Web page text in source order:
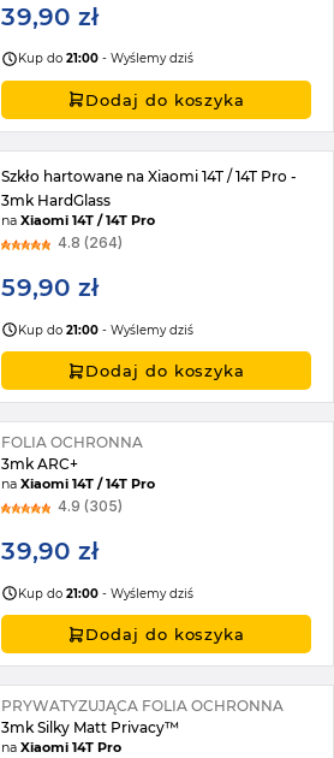
39,90 zł
Kup do21:00 - Wyślemy dziś
Dodaj do koszyka
Szkło hartowane na Xiaomi 14T / 14T Pro -
3mk HardGlass
naXiaomi 14T / 14T Pro
4.8 (264)
59,90 zł
Kup do21:00 - Wyślemy dziś
Dodaj do koszyka
FOLIA OCHRONNA
3mk ARC+
naXiaomi 14T / 14T Pro
4.9 (305)
39,90 zł
Kup do21:00 - Wyślemy dziś
Dodaj do koszyka
PRYWATYZUJĄCA FOLIA OCHRONNA
3mk Silky Matt Privacy™
naXiaomi 14T Pro